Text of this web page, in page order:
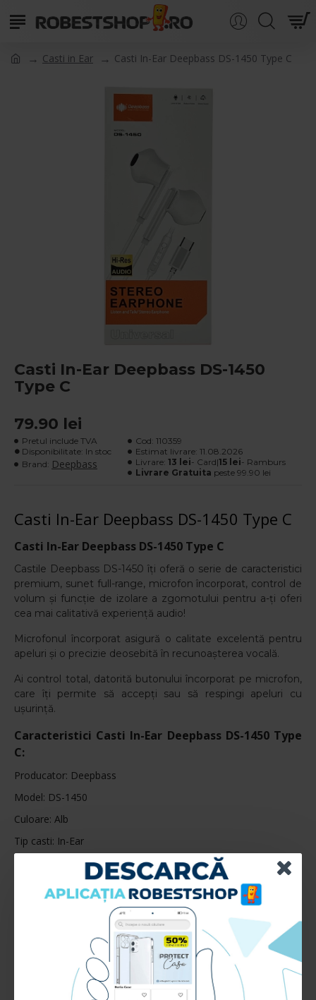
Casti in Ear Casti In-Ear Deepbass DS-1450 Type C
Casti In-Ear Deepbass DS-1450
Type C
79.90 lei
Pretul include TVA
Disponibilitate: In stoc
Brand: Deepbass
Cod: 110359
Estimat livrare: 11.08.2026
Livrare: 13 lei- Card|15 lei- Ramburs
Livrare Gratuita peste 99.90 lei
Casti In-Ear Deepbass DS-1450 Type C
Casti In-Ear Deepbass DS-1450 Type C
Castile Deepbass DS-1450 îți oferă o serie de caracteristici
premium, sunet full-range, microfon încorporat, control de
volum și funcție de izolare a zgomotului pentru a-ți oferi
cea mai calitativă experiență audio!
Microfonul încorporat asigură o calitate excelentă pentru
apeluri și o precizie deosebită în recunoașterea vocală.
Ai control total, datorită butonului încorporat pe microfon,
care îți permite să accepți sau să respingi apeluri cu
ușurință.
Caracteristici Casti In-Ear Deepbass DS-1450 Type
C:
Producator: Deepbass
Model: DS-1450
Culoare: Alb
Tip casti: In-Ear
Casti cu fir: Type-C
Sistem canale: Stereo
RECENZII CLIENTI:
Nu sunt recenzii la acest produs.
Adauga Recenzie
autentifica-te sau
inregistreaza un cont nou